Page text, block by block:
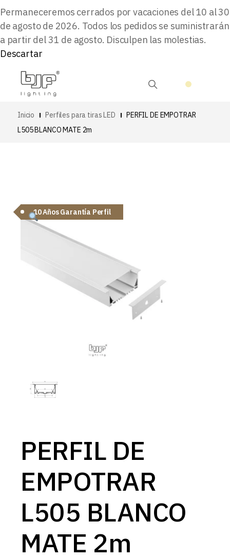
Permaneceremos cerrados por vacaciones del 10 al 30
de agosto de 2026. Todos los pedidos se suministrarán
a partir del 31 de agosto. Disculpen las molestias.
Descartar
Inicio Perfiles para tiras LED
PERFIL DE EMPOTRAR
L505 BLANCO MATE 2m
10 Años Garantía Perfil
PERFIL DE
EMPOTRAR
L505 BLANCO
MATE 2m